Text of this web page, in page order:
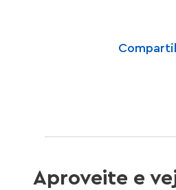
Aproveite e